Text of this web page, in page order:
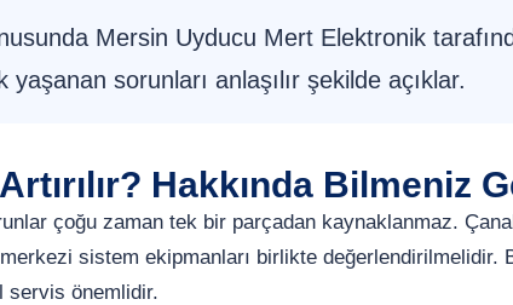
Mersin Uyducu Mert Elektronik
sorunları anlaşılır şekilde açıklar.
Hakkında Bilmeniz
çoğu zaman tek bir parçadan kaynaklanmaz.
sistem ekipmanları birlikte değerlendirilmelidir.
servis önemlidir.